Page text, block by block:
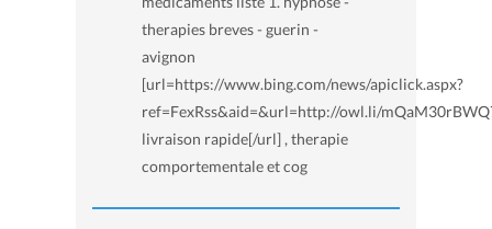
therapies breves - guerin -
avignon
[url=https://www.bing.com/news/apiclick.aspx?
ref=FexRss&aid=&url=http://owl.li/
livraison rapide[/url] , therapie
comportementale et cog